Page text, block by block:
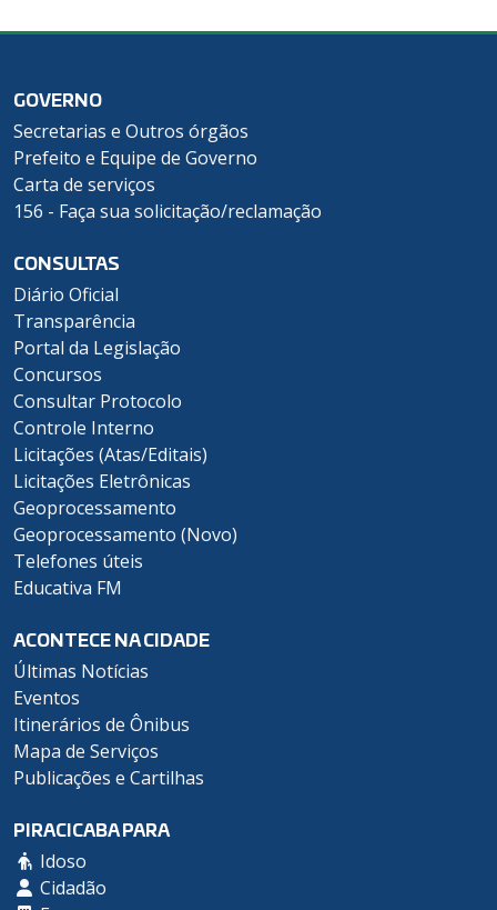
GOVERNO
Secretarias e Outros órgãos
Prefeito e Equipe de Governo
Carta de serviços
156 - Faça sua solicitação/reclamação
CONSULTAS
Diário Oficial
Transparência
Portal da Legislação
Concursos
Consultar Protocolo
Controle Interno
Licitações (Atas/Editais)
Licitações Eletrônicas
Geoprocessamento
Geoprocessamento (Novo)
Telefones úteis
Educativa FM
ACONTECE NA CIDADE
Últimas Notícias
Eventos
Itinerários de Ônibus
Mapa de Serviços
Publicações e Cartilhas
PIRACICABA PARA
Idoso
Cidadão